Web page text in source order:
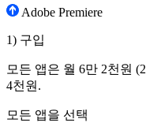
Adobe Premiere
1) 구입
모든 앱은 월 6만 2천원
4천원.
모든 앱을 선택